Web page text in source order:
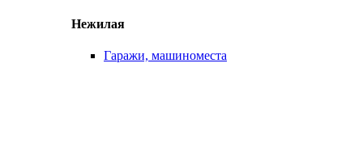
Нежилая
Гаражи, машиноместа